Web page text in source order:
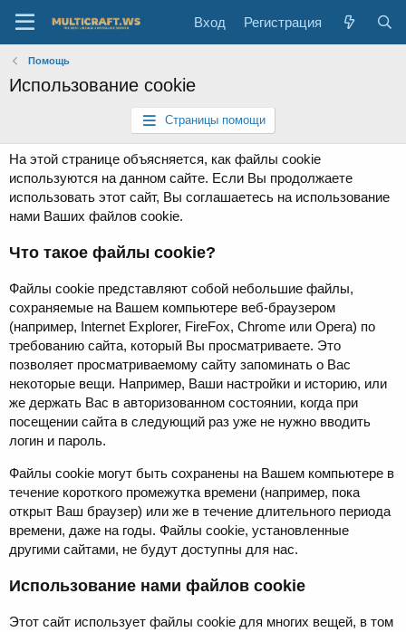
Вход Регистрация
Помощь
Использование cookie
Страницы помощи
На этой странице объясняется, как файлы cookie
используются на данном сайте. Если Вы продолжаете
использовать этот сайт, Вы соглашаетесь на использование
нами Ваших файлов cookie.
Что такое файлы cookie?
Файлы cookie представляют собой небольшие файлы,
сохраняемые на Вашем компьютере веб-браузером
(например, Internet Explorer, FireFox, Chrome или Opera) по
требованию сайта, который Вы просматриваете. Это
позволяет просматриваемому сайту запоминать о Вас
некоторые вещи. Например, Ваши настройки и историю, или
же держать Вас в авторизованном состоянии, когда при
посещении сайта в следующий раз уже не нужно вводить
логин и пароль.
Файлы cookie могут быть сохранены на Вашем компьютере в
течение короткого промежутка времени (например, пока
открыт Ваш браузер) или же в течение длительного периода
времени, даже на годы. Файлы cookie, установленные
другими сайтами, не будут доступны для нас.
Использование нами файлов cookie
Этот сайт использует файлы cookie для многих вещей, в том